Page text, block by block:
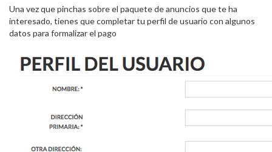
Una vez que pinchas sobre el paquete de anuncios que te ha
interesado, tienes que completar tu perfil de usuario con algunos
datos para formalizar el pago